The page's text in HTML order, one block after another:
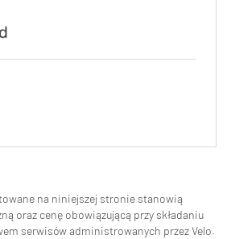
na niniejszej stronie stanowią
oraz cenę obowiązującą przy składaniu
serwisów administrowanych przez Velo.